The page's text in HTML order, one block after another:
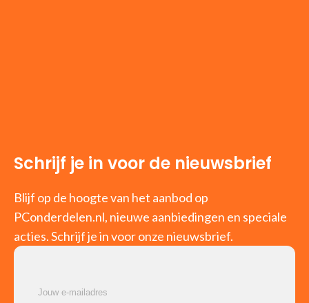
Schrijf je in voor de nieuwsbrief
Blijf op de hoogte van het aanbod op
PConderdelen.nl, nieuwe aanbiedingen en speciale
acties. Schrijf je in voor onze nieuwsbrief.